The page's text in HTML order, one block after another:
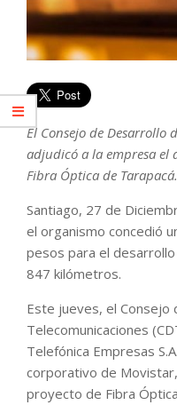
El Consejo de Desarrollo
adjudicó a la empresa el
Fibra Óptica de Tarapacá.
Santiago, 27 de
el organismo concedió
pesos para el
847 kilómetros.
Este jueves, el Consejo
Telecomunicaciones
Telefónica Empresas
corporativo de
proyecto de Fibra